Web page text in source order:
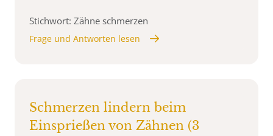
Stichwort: Zähne schmerzen
Frage und Antworten lesen
Schmerzen lindern beim
Einsprießen von Zähnen (3